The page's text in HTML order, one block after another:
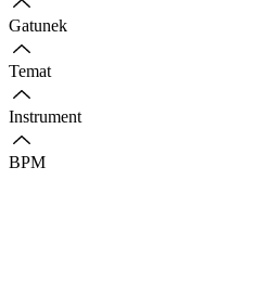
Gatunek
Temat
Instrument
BPM